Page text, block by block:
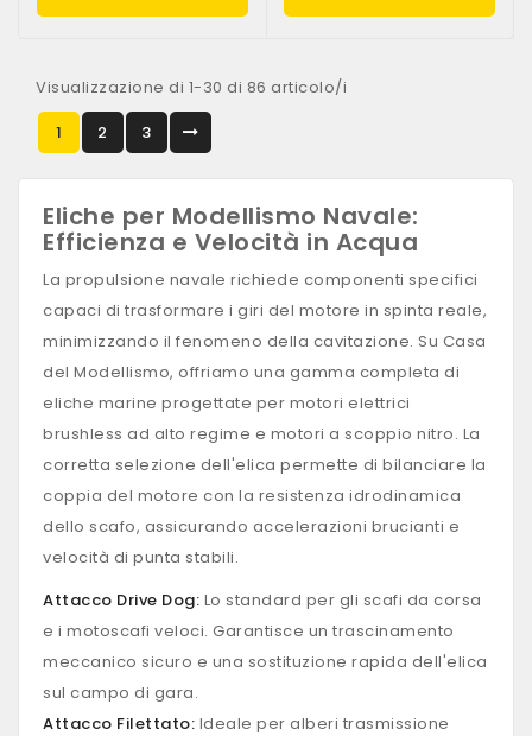
Visualizzazione di 1-30 di 86 articolo/i
1
2 3
Eliche per Modellismo Navale:
Efficienza e Velocità in Acqua
La propulsione navale richiede componenti specifici
capaci di trasformare i giri del motore in spinta reale,
minimizzando il fenomeno della cavitazione. Su Casa
del Modellismo, offriamo una gamma completa di
eliche marine progettate per motori elettrici
brushless ad alto regime e motori a scoppio nitro. La
corretta selezione dell'elica permette di bilanciare la
coppia del motore con la resistenza idrodinamica
dello scafo, assicurando accelerazioni brucianti e
velocità di punta stabili.
Attacco Drive Dog: Lo standard per gli scafi da corsa
e i motoscafi veloci. Garantisce un trascinamento
meccanico sicuro e una sostituzione rapida dell'elica
sul campo di gara.
Attacco Filettato: Ideale per alberi trasmissione